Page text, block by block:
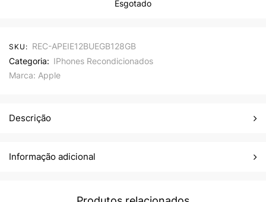
Esgotado
SKU: REC-APEIE12BUEGB128GB
Categoria: IPhones Recondicionados
Marca: Apple
Descrição
Informação adicional